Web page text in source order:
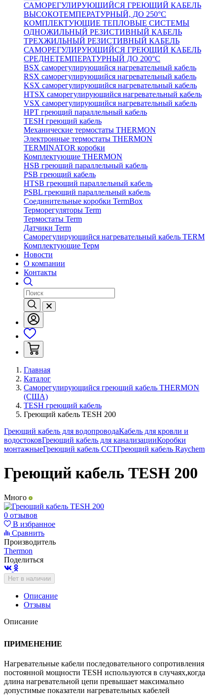
САМОРЕГУЛИРУЮЩИЙСЯ ГРЕЮЩИЙ КАБЕЛЬ
ВЫСОКОТЕМПЕРАТУРНЫЙ, ДО 250°С
КОМПЛЕКТУЮЩИЕ ТЕПЛОВЫЕ СИСТЕМЫ
ОДНОЖИЛЬНЫЙ РЕЗИСТИВНЫЙ КАБЕЛЬ
ТРЕХЖИЛЬНЫЙ РЕЗИСТИВНЫЙ КАБЕЛЬ
САМОРЕГУЛИРУЮЩИЙСЯ ГРЕЮЩИЙ КАБЕЛЬ
СРЕДНЕТЕМПЕРАТУРНЫЙ ДО 200°С
BSX саморегулирующийся нагревательный кабель
RSX саморегулирующийся нагревательный кабель
KSX саморегулирующийся нагревательный кабель
HTSX саморегулирующийся нагревательный кабель
VSX саморегулирующийся нагревательный кабель
НРТ греющий параллельный кабель
TESH греющий кабель
Механические термостаты THERMON
Электронные термостаты THERMON
TERMINATOR коробки
Комплектующие THERMON
HSB греющий параллельный кабель
PSB греющий кабель
HTSB греющий параллельный кабель
PSBL греющий параллельный кабель
Соединительные коробки TermBox
Терморегуляторы Term
Термостаты Term
Датчики Term
Саморегулирующийся нагревательный кабель TERM
Комплектующие Терм
Новости
О компании
Контакты
Главная
Каталог
Саморегулирующийся греющий кабель THERMON
(США)
TESH греющий кабель
Греющий кабель TESH 200
Греющий кабель для водопроводаКабель для кровли и
водостоковГреющий кабель для канализацииКоробки
монтажныеГреющий кабель ССТГреющий кабель Raychem
Греющий кабель TESH 200
Много
0 отзывов
В избранное
Сравнить
Производитель
Thermon
Поделиться
Нет в наличии
Описание
Отзывы
Описание
ПРИМЕНЕНИЕ
Нагревательные кабели последовательного сопротивления
постоянной мощности TESH используются в случаях,когда
длина нагревательной цепи превышает максимально
допустимые показатели нагревательных кабелей